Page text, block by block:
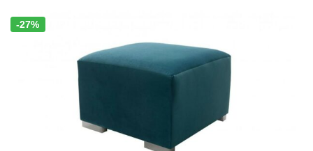
Sleva!
-27%